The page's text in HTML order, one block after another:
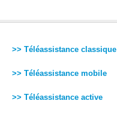
>> Téléassistance classique
>> Téléassistance mobile
>> Téléassistance active